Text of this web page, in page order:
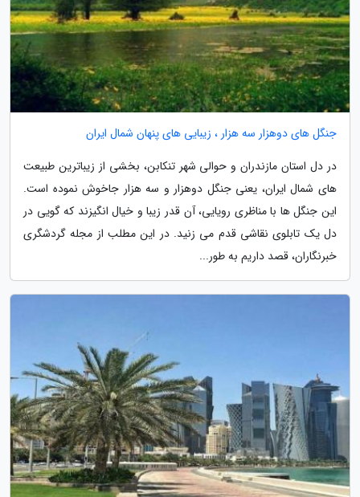
جنگل های دوهزار سه هزار ، زیبایی های پنهان شمال ایران
در دل استان مازندران و حوالی شهر تنکابن، بخشی از زیباترین طبیعت
های شمال ایران، یعنی جنگل دوهزار و سه هزار جاخوش نموده است.
این جنگل ها با مناظری رویایی، آن قدر زیبا و خیال انگیزند که گویی در
دل یک تابلوی نقاشی قدم می زنید. در این مطلب از مجله گردشگری
خبرنگاران، قصد داریم به طور...